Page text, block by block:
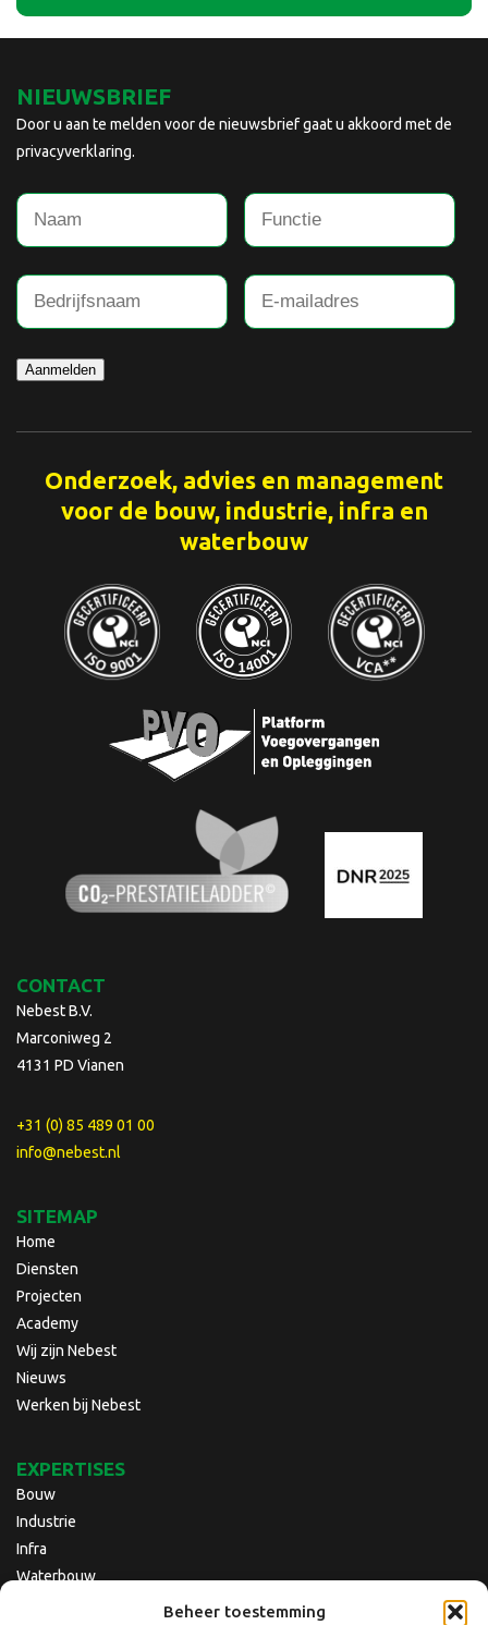
Beheer toestemming
NIEUWSBRIEF
Door u aan te melden voor de nieuwsbrief gaat u akkoord met de
privacyverklaring.
Aanmelden
Onderzoek, advies en management
voor de bouw, industrie, infra en
waterbouw
CONTACT
Nebest B.V.
Marconiweg 2
4131 PD Vianen
+31 (0) 85 489 01 00
info@nebest.nl
SITEMAP
Home
Diensten
Projecten
Academy
Wij zijn Nebest
Nieuws
Werken bij Nebest
EXPERTISES
Bouw
Industrie
Infra
Waterbouw